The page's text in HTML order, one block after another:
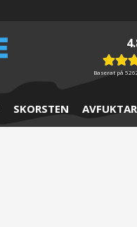
Baserat på
SKORSTEN